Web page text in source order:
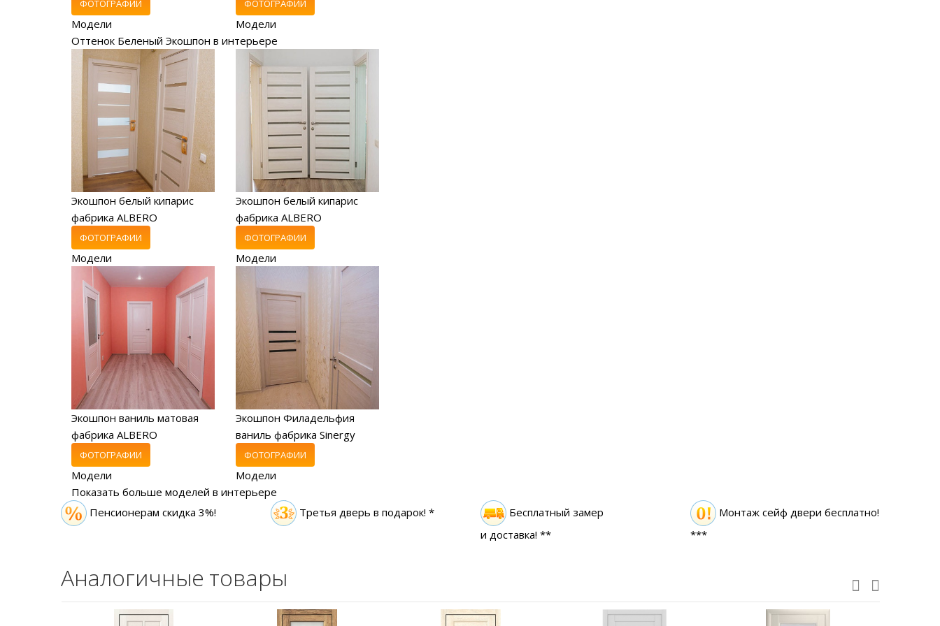
ФОТОГРАФИИ
Модели
ФОТОГРАФИИ
Модели
Оттенок Беленый Экошпон в интерьере
Экошпон белый кипарис
фабрика ALBERO
ФОТОГРАФИИ
Модели
Экошпон белый кипарис
фабрика ALBERO
ФОТОГРАФИИ
Модели
Экошпон ваниль матовая
фабрика ALBERO
ФОТОГРАФИИ
Модели
Экошпон Филадельфия
ваниль фабрика Sinergy
ФОТОГРАФИИ
Модели
Показать больше моделей в интерьере
Пенсионерам скидка 3%!
Третья дверь в подарок! *
Бесплатный замер
и доставка! **
Монтаж сейф двери бесплатно!
***
Аналогичные товары